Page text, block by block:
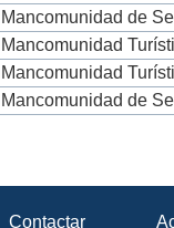
Mancomunidad de
Mancomunidad
Mancomunidad
Mancomunidad de
Contactar